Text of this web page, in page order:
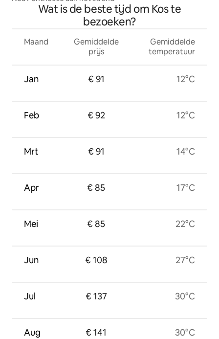
Wat is de beste tijd om Kos te
bezoeken?
Maand
Jan
Feb
Mrt
Apr
Mei
Jun
Jul
Aug
Gemiddelde
prijs
€ 91
€ 92
€ 91
€ 85
€ 85
€ 108
€ 137
€ 141
Gemiddelde
temperatuur
12°C
12°C
14°C
17°C
22°C
27°C
30°C
30°C